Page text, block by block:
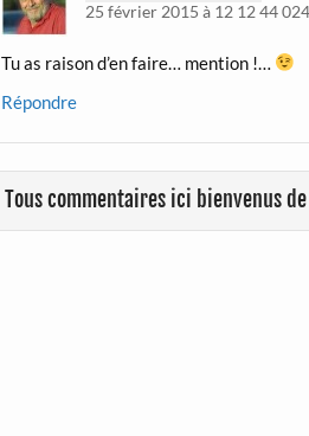
25 février 2015 à 12 12 44
Tu as raison d’en faire… mention !…
Répondre
Tous commentaires ici bienvenus